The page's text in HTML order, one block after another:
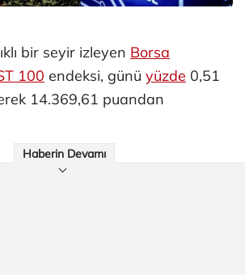
bir seyir izleyen Borsa
100 endeksi, günü yüzde 0,51
14.369,61 puandan
Haberin Devamı